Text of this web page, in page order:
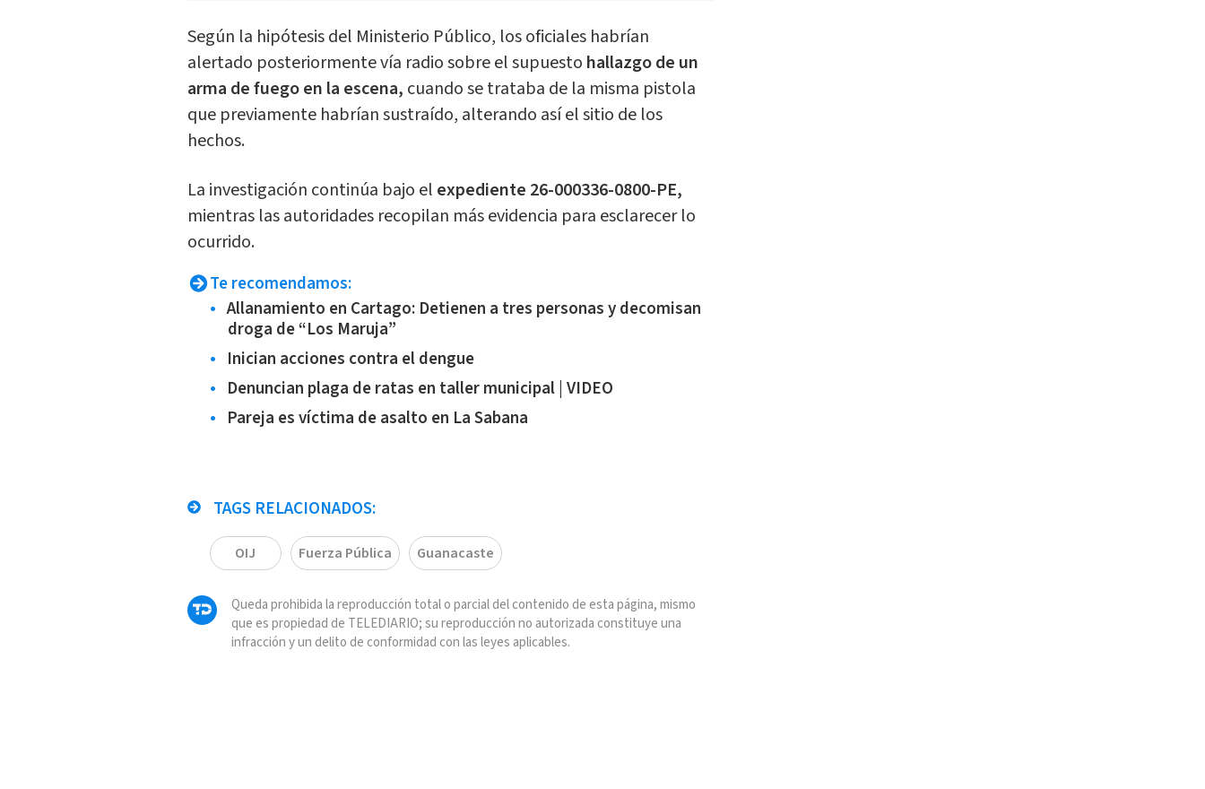
Según la hipótesis del Ministerio Público, los oficiales habrían
alertado posteriormente vía radio sobre el supuesto hallazgo de un
arma de fuego en la escena, cuando se trataba de la misma pistola
que previamente habrían sustraído, alterando así el sitio de los
hechos.
La investigación continúa bajo el expediente 26-000336-0800-PE,
mientras las autoridades recopilan más evidencia para esclarecer lo
ocurrido.
Te recomendamos:
Allanamiento en Cartago: Detienen a tres personas y decomisan
droga de “Los Maruja”
Inician acciones contra el dengue
Denuncian plaga de ratas en taller municipal | VIDEO
Pareja es víctima de asalto en La Sabana
TAGS RELACIONADOS:
OIJ Fuerza Pública Guanacaste
Queda prohibida la reproducción total o parcial del contenido de esta página, mismo
que es propiedad de TELEDIARIO; su reproducción no autorizada constituye una
infracción y un delito de conformidad con las leyes aplicables.